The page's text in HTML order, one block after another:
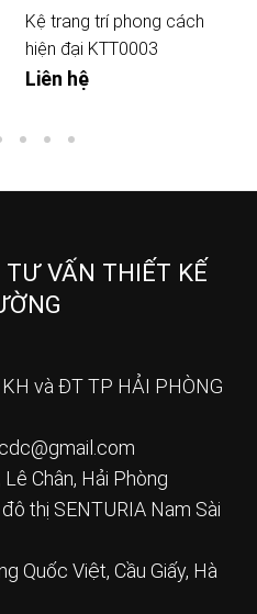
Kệ trang trí phong cách
hiện đại KTT0003
Liên hệ
TƯ VẤN THIẾT KẾ
và ĐT TP HẢI PHÒNG
Chân, Hải Phòng
thị SENTURIA Nam Sài
Quốc Việt, Cầu Giấy, Hà